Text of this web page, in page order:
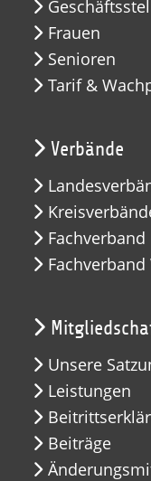
Frauen
Senioren
Tarif &
Verbände
Unsere
Leistungen
Beiträge